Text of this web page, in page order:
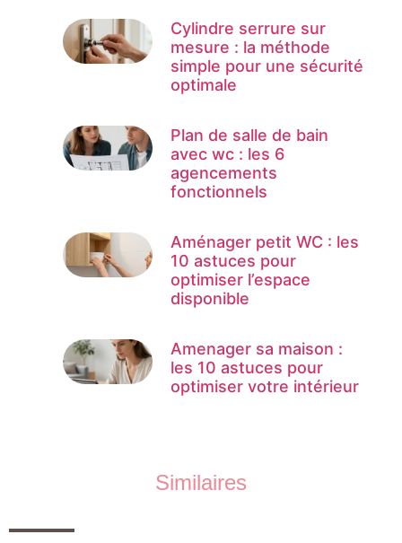
Cylindre serrure sur
mesure : la méthode
simple pour une sécurité
optimale
Plan de salle de bain
avec wc : les 6
agencements
fonctionnels
Aménager petit WC : les
10 astuces pour
optimiser l’espace
disponible
Amenager sa maison :
les 10 astuces pour
optimiser votre intérieur
Similaires